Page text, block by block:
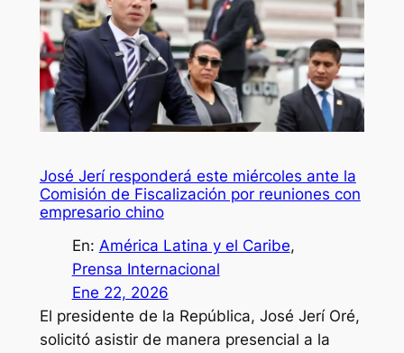
José Jerí responderá este miércoles ante la
Comisión de Fiscalización por reuniones con
empresario chino
En: América Latina y el Caribe
Prensa Internacional
Ene 22, 2026
El presidente de la República, José Jerí Oré,
solicitó asistir de manera presencial a la